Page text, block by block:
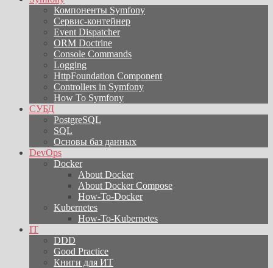
Компоненты Symfony
Сервис-контейнер
Event Dispatcher
ORM Doctrine
Console Commands
Logging
HttpFoundation Component
Controllers in Symfony
How To Symfony
СУБД
PostgreSQL
SQL
Основы баз данных
DevOps
Docker
About Docker
About Docker Compose
How-To-Docker
Kubernetes
How-To-Kubernetes
IT
DDD
Good Practice
Книги для ИТ